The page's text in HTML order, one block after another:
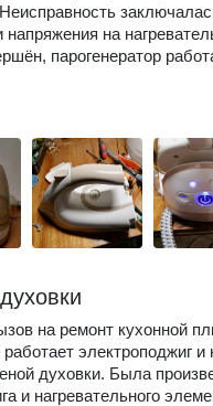
напряжения на
парогенератор
на ремонт кухонной
электроподжиг и
духовки. Была
и нагревательного